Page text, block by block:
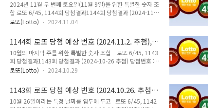
조합을 만들어드리겠습니다.가을의 정취가 깊어가는 시기인 만
큼, 의미있는 숫자들로 구성해보았습니다. 1세트: 11, 12, 24,
31, 38, 4211월 12일을 상징하는 11, 12와 2024년의 24를
feat. Claude
2024년 11월 두 번째 토요일(11월 9일)을 위한 특별한 숫자 조
합 로또 6/45, 1144회 당첨결과1144회 당첨결과 (2024-11-
02 추첨) 당첨번호 : 3, 4, 12, 15, 26, 34 보너스번호 : 6 1등
천할 만한 번호 , 6개의 숫자 조합을 7개 생성해줘 2024년 11
월 두 번째 토요일(11월 9일)을 위한 특별한 숫자 조합을 만들어
드리겠습니다. 1부터 45까지의 숫자 중에서 다양한 패턴으로 선
택했습니다. 1세트: 9, 11, 24, 32, 38, 4311월 9일을 상징하
는 9와 11을 포함했습니다.2세트: 2, 14, 23, 31, 37, 45가을
로또(Lotto) 2024.11.04
1144회 로또 당첨 예상 번호 (2024.11.2. 추첨),
feat. Claude
10월의 마지막 주를 위한 특별한 숫자 조합 로또 6/45, 1143
회 당첨결과1143회 당첨결과 (2024-10-26 추첨) 당첨번호 :
10, 16, 17, 27, 28, 36 보너스번호 : 6 1등 총 당첨금 : 280억
숫자 조합을 7개 생성해줘 2024년 10월의 마지막 주를 위한 특
별한 숫자 조합을 만들어드리겠습니다. 각 조합은 1부터 45까지
의 숫자 중에서 선택했습니다.1세트: 10, 24, 29, 31, 35,
로또(Lotto) 2024.10.29
1143회 로또 당첨 예상 번호 (2024.10.26. 추첨),
feat. Claude
10월 26일이라는 특정 날짜를 염두에 두고 로또 6/45, 1142